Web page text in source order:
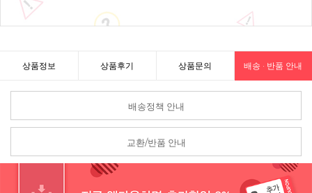
상품정보 상품후기 상품문의 배송 · 반품 안내
배송정책 안내
교환/반품 안내